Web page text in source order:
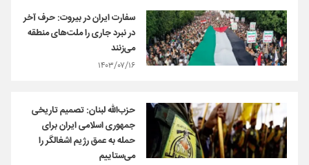
سفارت ایران در بیروت: حرف آخر
در نبرد جاری را ملت‌های منطقه
می‌زنند
۱۴۰۳/۰۷/۱۶
حزب‌الله لبنان: تصمیم تاریخی
جمهوری اسلامی ایران برای
حمله به عمق رژیم اشغالگر را
می‌ستاییم